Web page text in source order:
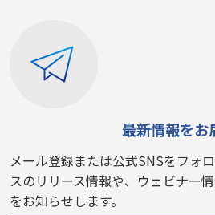
最新情報をお
メール登録または公式SNSをフォ
スのリリース情報や、ウェビナー
をお知らせします。